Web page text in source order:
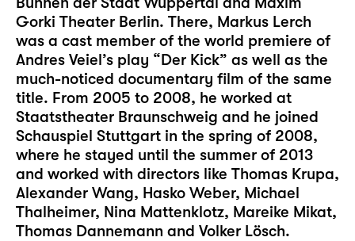
Gorki Theater Berlin. There, Markus Lerch
was a cast member of the world premiere of
Andres Veiel’s play “Der Kick” as well as the
much-noticed documentary film of the same
title. From 2005 to 2008, he worked at
Staatstheater Braunschweig and he joined
Schauspiel Stuttgart in the spring of 2008,
where he stayed until the summer of 2013
and worked with directors like Thomas Krupa,
Alexander Wang, Hasko Weber, Michael
Thalheimer, Nina Mattenklotz, Mareike Mikat,
Thomas Dannemann and Volker Lösch.